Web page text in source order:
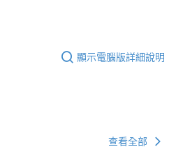
顯示電腦版詳細說明
查看全部